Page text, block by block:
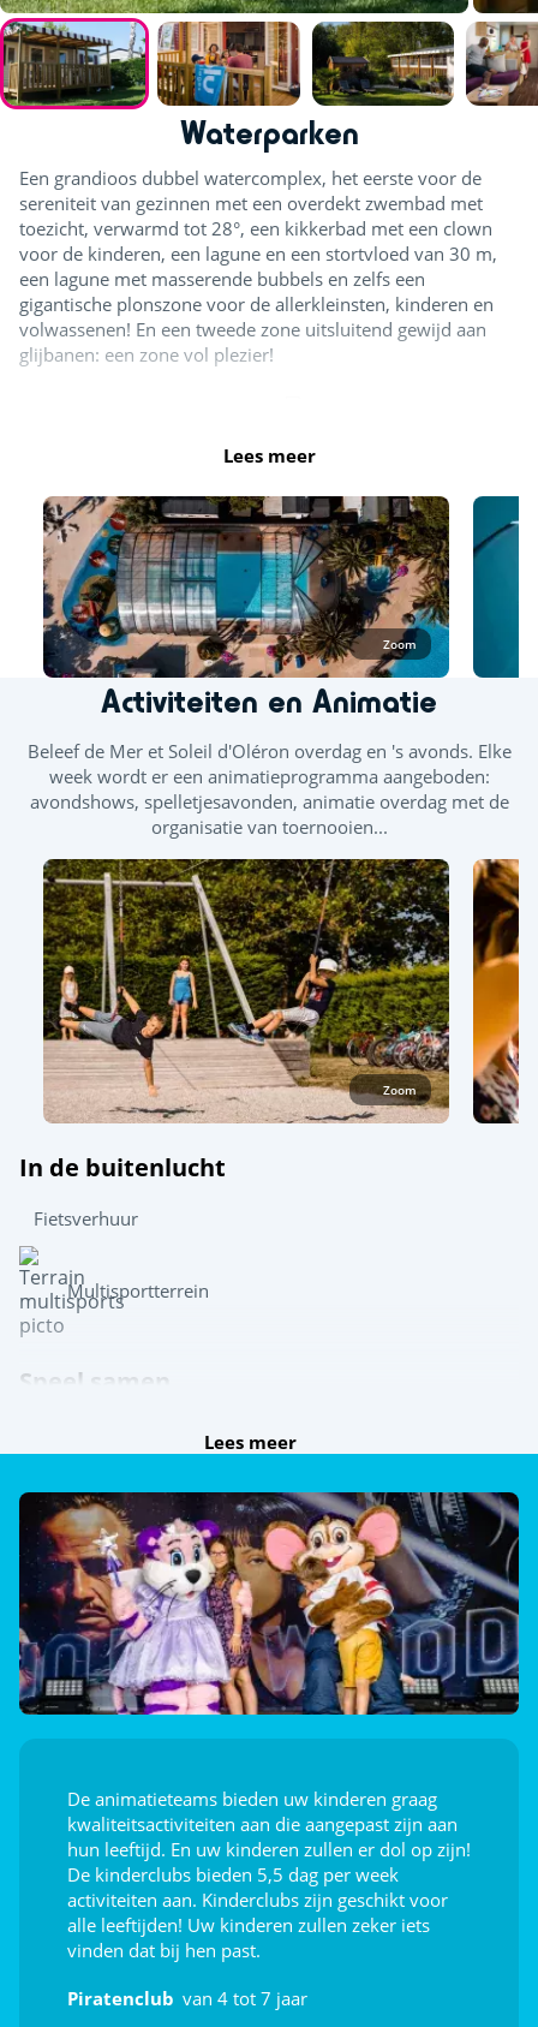
Waterparken
Een grandioos dubbel watercomplex, het eerste voor de
sereniteit van gezinnen met een overdekt zwembad met
toezicht, verwarmd tot 28°, een kikkerbad met een clown
voor de kinderen, een lagune en een stortvloed van 30 m,
een lagune met masserende bubbels en zelfs een
gigantische plonszone voor de allerkleinsten, kinderen en
volwassenen! En een tweede zone uitsluitend gewijd aan
glijbanen: een zone vol plezier!
Splashzone - Kinderspelletjes
Lees meer
Zoom
Activiteiten en Animatie
Beleef de Mer et Soleil d'Oléron overdag en 's avonds. Elke
week wordt er een animatieprogramma aangeboden:
avondshows, spelletjesavonden, animatie overdag met de
organisatie van toernooien...
Zoom
In de buitenlucht
Fietsverhuur
Multisportterrein
Speel samen
Tafeltennis
Poolbiljart (€)
Ontdek
Sportcursussen
Indoor gamehal (videospelletjes)
Speeltuin
Touw Piramide
Animatie
Dag- en avondanimatie
Lees meer
De animatieteams bieden uw kinderen graag
kwaliteitsactiviteiten aan die aangepast zijn aan
hun leeftijd. En uw kinderen zullen er dol op zijn!
De kinderclubs bieden 5,5 dag per week
activiteiten aan. Kinderclubs zijn geschikt voor
alle leeftijden! Uw kinderen zullen zeker iets
vinden dat bij hen past.
Piratenclub van 4 tot 7 jaar